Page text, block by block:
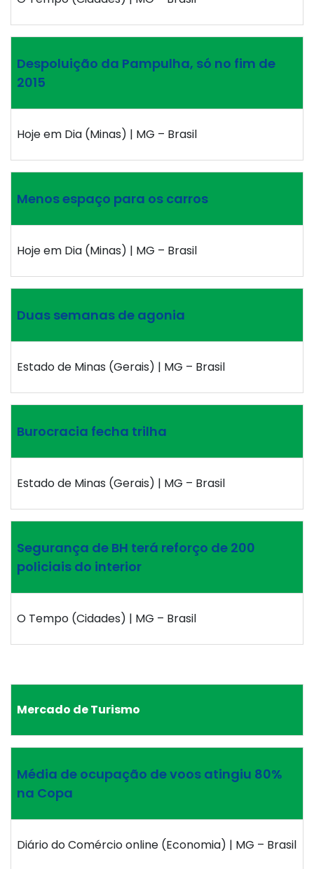
Despoluição da Pampulha, só no fim de
2015
Hoje em Dia (Minas) | MG – Brasil
Menos espaço para os carros
Hoje em Dia (Minas) | MG – Brasil
Duas semanas de agonia
Estado de Minas (Gerais) | MG – Brasil
Burocracia fecha trilha
Estado de Minas (Gerais) | MG – Brasil
Segurança de BH terá reforço de 200
policiais do interior
O Tempo (Cidades) | MG – Brasil
Mercado de Turismo
Média de ocupação de voos atingiu 80%
na Copa
Diário do Comércio online (Economia) | MG – Brasil